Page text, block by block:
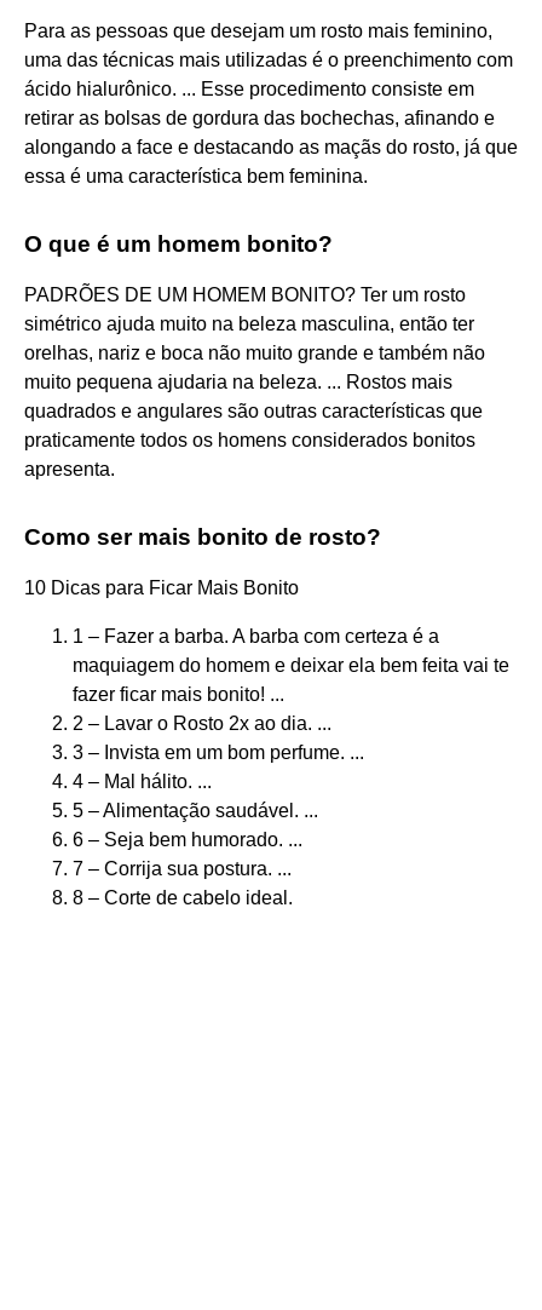
Para as pessoas que desejam um rosto mais feminino,
uma das técnicas mais utilizadas é o preenchimento com
ácido hialurônico. ... Esse procedimento consiste em
retirar as bolsas de gordura das bochechas, afinando e
alongando a face e destacando as maçãs do rosto, já que
essa é uma característica bem feminina.
O que é um homem bonito?
PADRÕES DE UM HOMEM BONITO? Ter um rosto
simétrico ajuda muito na beleza masculina, então ter
orelhas, nariz e boca não muito grande e também não
muito pequena ajudaria na beleza. ... Rostos mais
quadrados e angulares são outras características que
praticamente todos os homens considerados bonitos
apresenta.
Como ser mais bonito de rosto?
10 Dicas para Ficar Mais Bonito
1 – Fazer a barba. A barba com certeza é a
maquiagem do homem e deixar ela bem feita vai te
fazer ficar mais bonito! ...
2 – Lavar o Rosto 2x ao dia. ...
3 – Invista em um bom perfume. ...
4 – Mal hálito. ...
5 – Alimentação saudável. ...
6 – Seja bem humorado. ...
7 – Corrija sua postura. ...
8 – Corte de cabelo ideal.